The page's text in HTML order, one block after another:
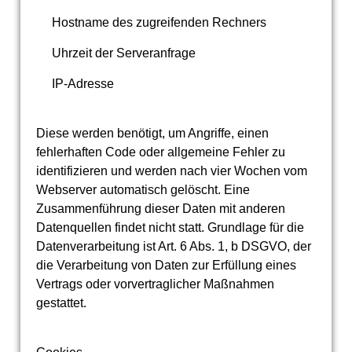
Hostname des zugreifenden Rechners
Uhrzeit der Serveranfrage
IP-Adresse
Diese werden benötigt, um Angriffe, einen
fehlerhaften Code oder allgemeine Fehler zu
identifizieren und werden nach vier Wochen vom
Webserver automatisch gelöscht. Eine
Zusammenführung dieser Daten mit anderen
Datenquellen findet nicht statt. Grundlage für die
Datenverarbeitung ist Art. 6 Abs. 1, b DSGVO, der
die Verarbeitung von Daten zur Erfüllung eines
Vertrags oder vorvertraglicher Maßnahmen
gestattet.